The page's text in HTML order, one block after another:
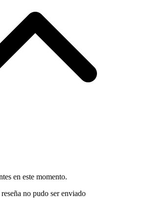
en este momento.
no pudo ser enviado